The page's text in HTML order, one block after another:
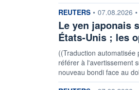
information fournie par
REUTERS • 07.08.2026 •
Le yen japonais
États-Unis ; les
((Traduction
référer à l'avertissement
nouveau bondi face au